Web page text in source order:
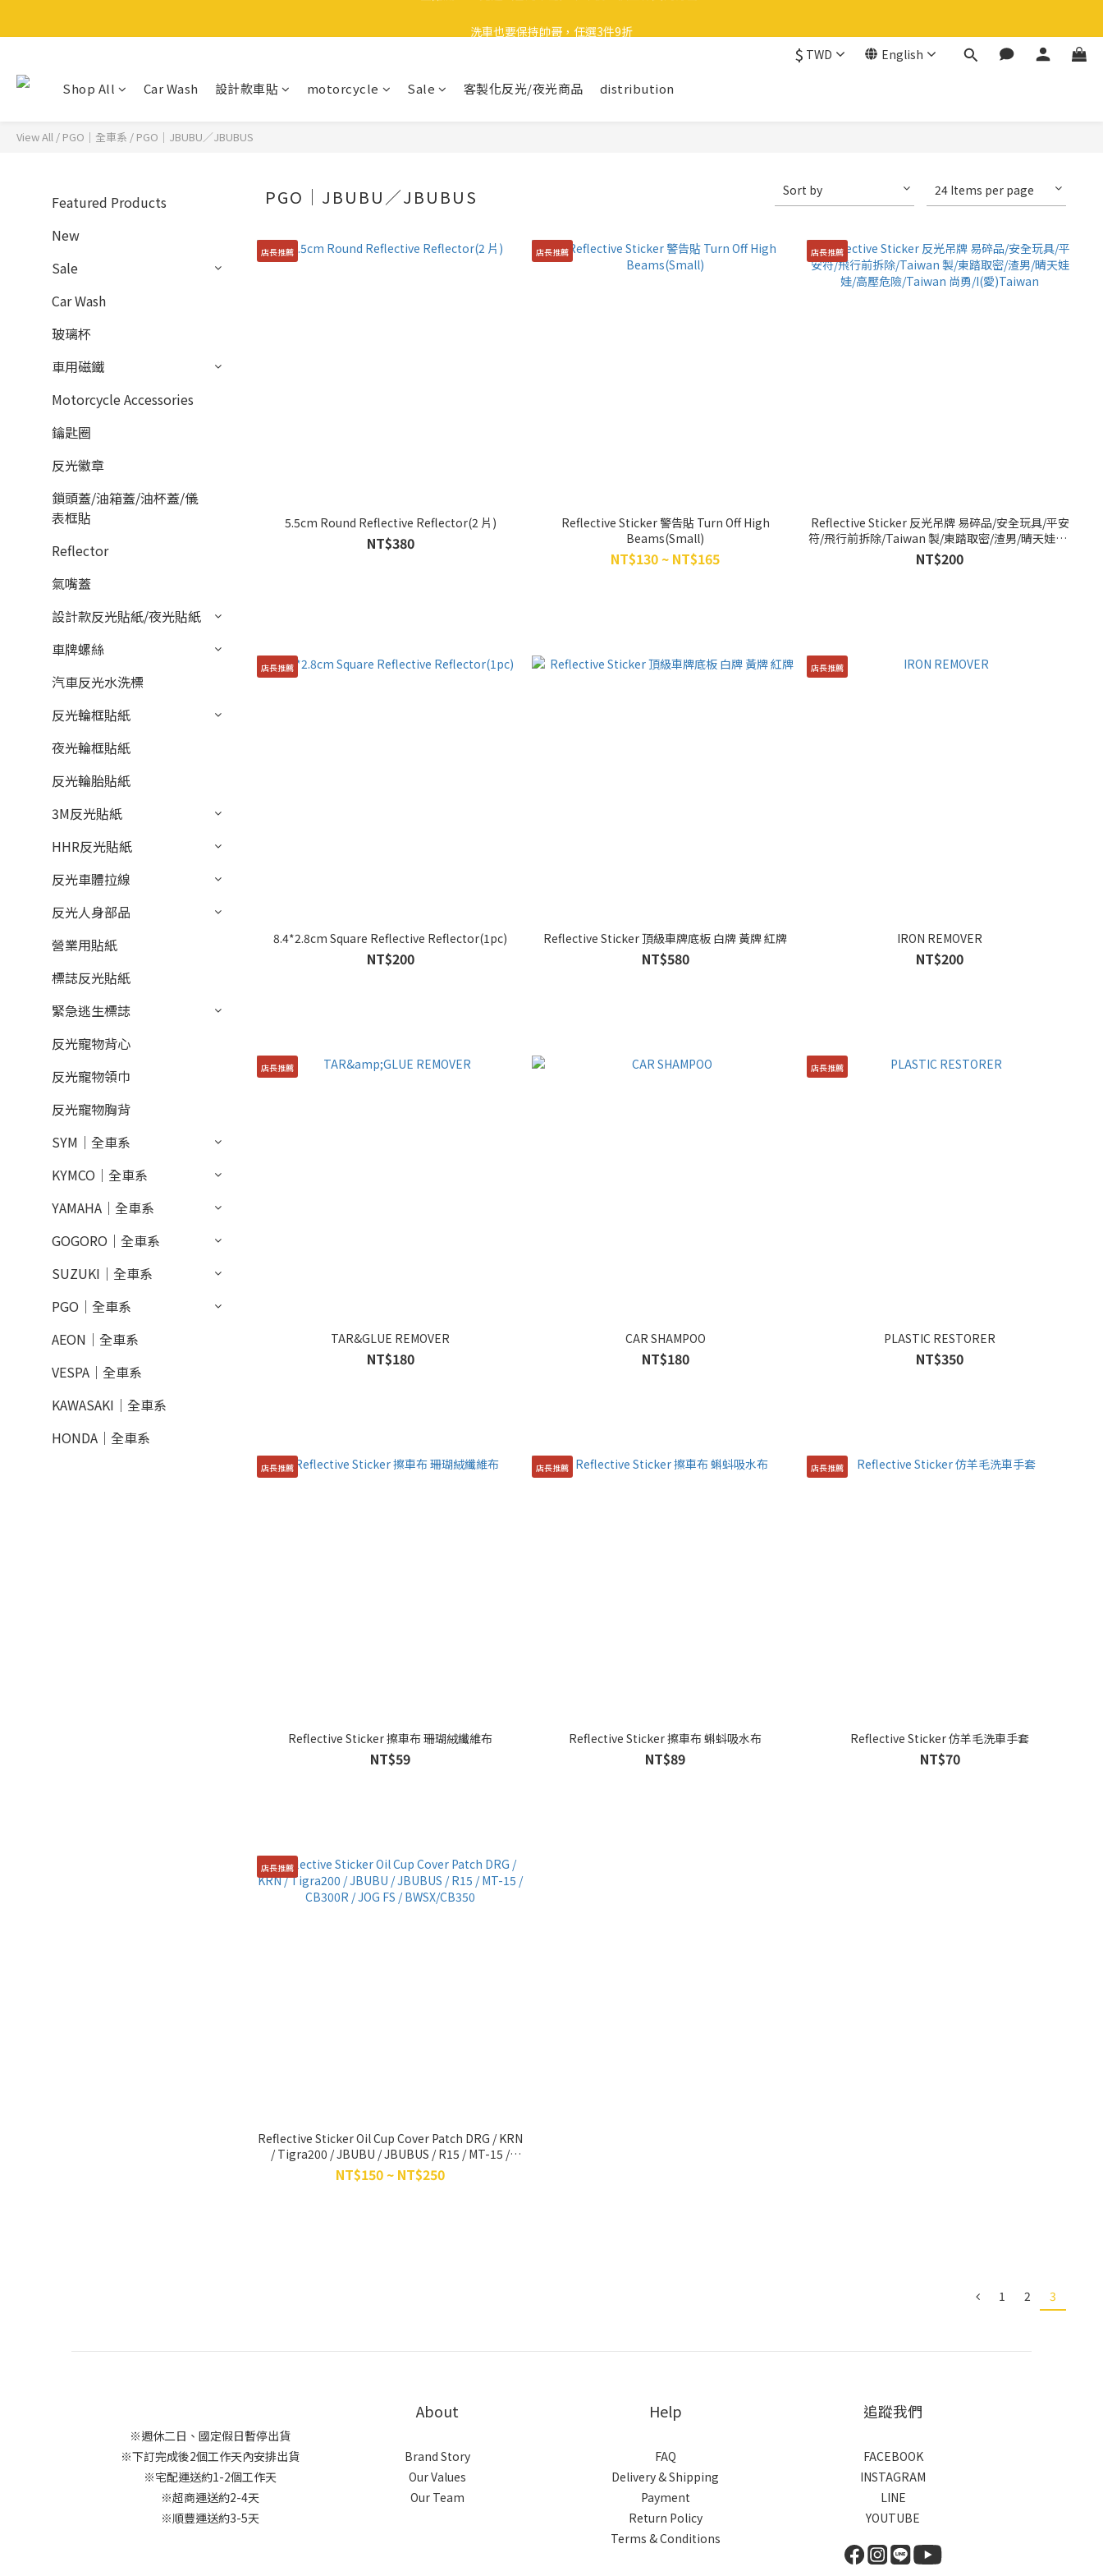
🎉 全館滿 599 免運（台灣本島）下單後 2 個工作天內寄出
$ TWD English
Shop All Car Wash 設計款車貼 motorcycle Sale 客製化反光/夜光商品 distribution
View All / PGO｜全車系 / PGO｜JBUBU／JBUBUS
Featured Products
New
Sale
Car Wash
玻璃杯
車用磁鐵
Motorcycle Accessories
鑰匙圈
反光徽章
鎖頭蓋/油箱蓋/油杯蓋/儀
表框貼
Reflector
氣嘴蓋
設計款反光貼紙/夜光貼紙
車牌螺絲
汽車反光水洗標
反光輪框貼紙
夜光輪框貼紙
反光輪胎貼紙
3M反光貼紙
HHR反光貼紙
反光車體拉線
反光人身部品
營業用貼紙
標誌反光貼紙
緊急逃生標誌
反光寵物背心
反光寵物領巾
反光寵物胸背
SYM｜全車系
KYMCO｜全車系
YAMAHA｜全車系
GOGORO｜全車系
SUZUKI｜全車系
PGO｜全車系
AEON｜全車系
VESPA｜全車系
KAWASAKI｜全車系
HONDA｜全車系
PGO｜JBUBU／JBUBUS Sort by 24 Items per page
店長推薦
5.5cm Round Reflective Reflector(2 片)
NT$380
店長推薦
Reflective Sticker 警告貼 Turn Off High
Beams(Small)
NT$130 ~ NT$165
店長推薦
Reflective Sticker 反光吊牌 易碎品/安全玩具/平安
符/飛行前拆除/Taiwan 製/東踏取密/渣男/晴天娃娃/
高壓危險/Taiwan 尚勇/I(愛)Taiwan
NT$200
店長推薦
8.4*2.8cm Square Reflective Reflector(1pc)
NT$200
Reflective Sticker 頂級車牌底板 白牌 黃牌 紅牌
NT$580
店長推薦
IRON REMOVER
NT$200
店長推薦
TAR&GLUE REMOVER
NT$180
CAR SHAMPOO
NT$180
店長推薦
PLASTIC RESTORER
NT$350
店長推薦
Reflective Sticker 擦車布 珊瑚絨纖維布
NT$59
店長推薦
Reflective Sticker 擦車布 蝌蚪吸水布
NT$89
店長推薦
Reflective Sticker 仿羊毛洗車手套
NT$70
店長推薦
Reflective Sticker Oil Cup Cover Patch DRG / KRN
/ Tigra200 / JBUBU / JBUBUS / R15 / MT-15 /
CB300R / JOG FS / BWSX/CB350
NT$150 ~ NT$250
1 2 3
※週休二日、國定假日暫停出貨
※下訂完成後2個工作天內安排出貨
※宅配運送約1-2個工作天
※超商運送約2-4天
※順豐運送約3-5天
About
Brand Story
Our Values
Our Team
Help
FAQ
Delivery & Shipping
Payment
Return Policy
Terms & Conditions
追蹤我們
FACEBOOK
INSTAGRAM
LINE
YOUTUBE